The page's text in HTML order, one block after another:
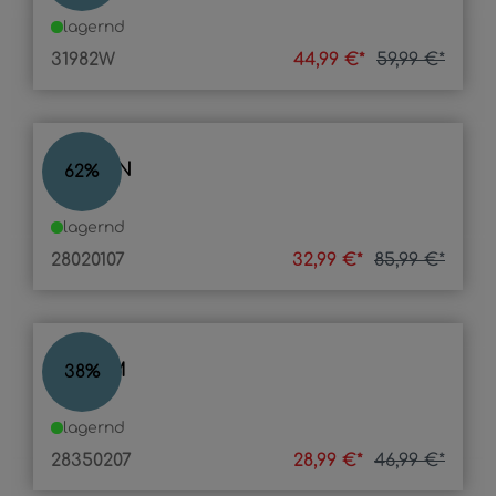
31982W
lagernd
44,99 €* 59,99 €*
62%
LASSAN
28020107
lagernd
32,99 €* 85,99 €*
38%
BELUM
28350207
lagernd
28,99 €* 46,99 €*